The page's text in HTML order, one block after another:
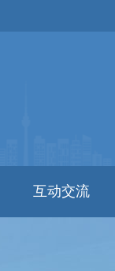
互动交流